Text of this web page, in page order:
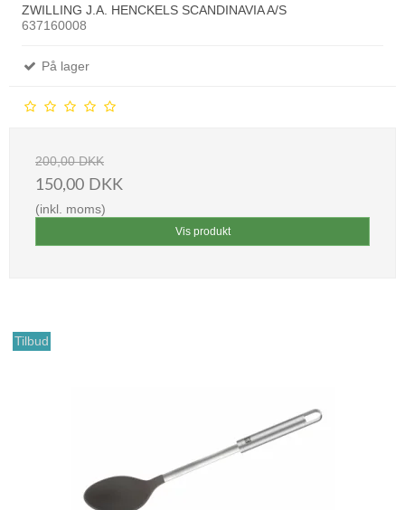
ZWILLING J.A. HENCKELS SCANDINAVIA A/S
637160008
På lager
200,00 DKK
150,00 DKK
(inkl. moms)
Vis produkt
Tilbud